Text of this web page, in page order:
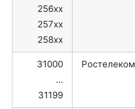
256xx
257xx
258xx
31000
…
31199
Ростелеком